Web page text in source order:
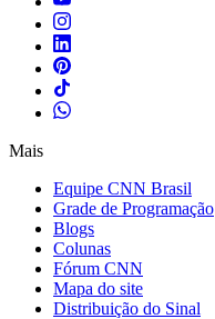
Mais
Equipe CNN Brasil
Grade de Programação
Blogs
Colunas
Fórum CNN
Mapa do site
Distribuição do Sinal